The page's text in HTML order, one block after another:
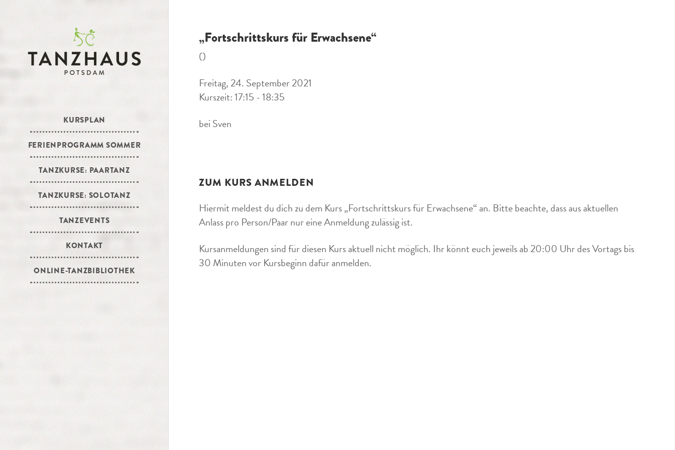
KURSPLAN
FERIENPROGRAMM SOMMER
TANZKURSE: PAARTANZ
TANZKURSE: SOLOTANZ
TANZEVENTS
KONTAKT
ONLINE-TANZBIBLIOTHEK
„Fortschrittskurs für Erwachsene“
()
Freitag, 24. September 2021
Kurszeit: 17:15 - 18:35
bei Sven
ZUM KURS ANMELDEN
Hiermit meldest du dich zu dem Kurs „Fortschrittskurs für Erwachsene“ an. Bitte beachte, dass aus aktuellen
Anlass pro Person/Paar nur eine Anmeldung zulässig ist.
Kursanmeldungen sind für diesen Kurs aktuell nicht möglich. Ihr könnt euch jeweils ab 20:00 Uhr des Vortags bis
30 Minuten vor Kursbeginn dafür anmelden.